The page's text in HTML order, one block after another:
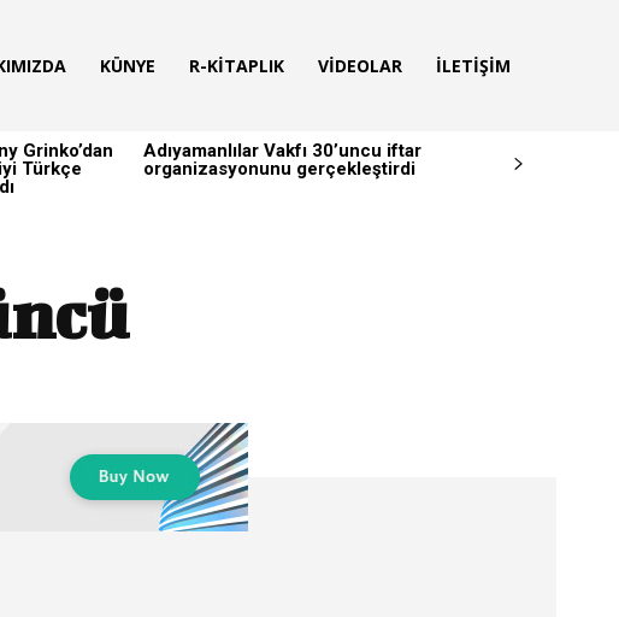
KÜNYE R-KITAPLIK VIDEOLAR İLETIŞIM
Grinko’dan
Türkçe
Adıyamanlılar Vakfı 30’uncu iftar
organizasyonunu gerçekleştirdi